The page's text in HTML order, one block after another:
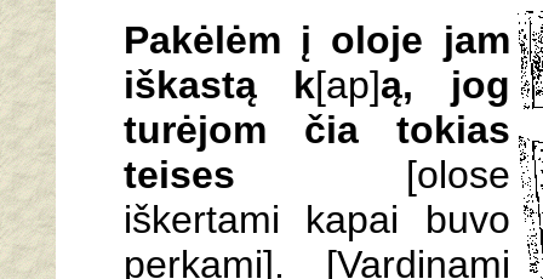
Pakėlėm į oloje jam
iškastą k[ap]ą, jog
turėjom čia tokias
teises [olose
iškertami kapai buvo
perkami]. [Vardinami